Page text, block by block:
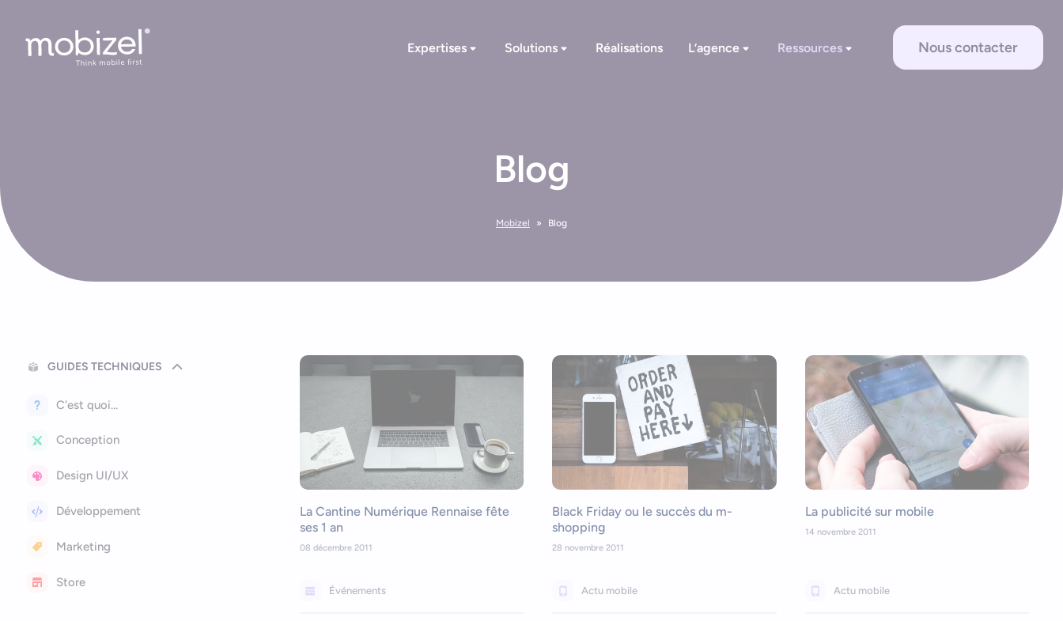
Expertises Solutions Réalisations L’agence Ressources Nous contacter
Blog
Mobizel » Blog
GUIDES TECHNIQUES
C'est quoi...
Conception
Design UI/UX
Développement
Marketing
Store
La Cantine Numérique Rennaise fête
ses 1 an
08 décembre 2011
Événements
Black Friday ou le succès du m-
shopping
28 novembre 2011
Actu mobile
La publicité sur mobile
14 novembre 2011
Actu mobile